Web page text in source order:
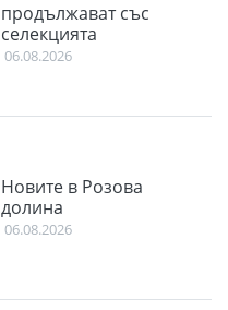
продължават със
селекцията
06.08.2026
Новите в Розова
долина
06.08.2026